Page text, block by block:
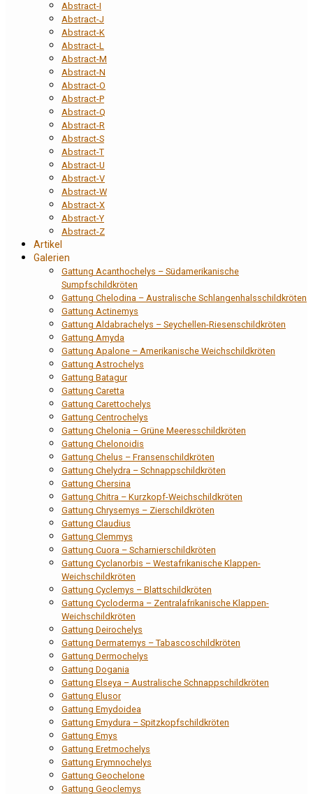
Abstract-I
Abstract-J
Abstract-K
Abstract-L
Abstract-M
Abstract-N
Abstract-O
Abstract-P
Abstract-Q
Abstract-R
Abstract-S
Abstract-T
Abstract-U
Abstract-V
Abstract-W
Abstract-X
Abstract-Y
Abstract-Z
Artikel
Galerien
Gattung Acanthochelys – Südamerikanische
Sumpfschildkröten
Gattung Chelodina – Australische Schlangenhalsschildkröten
Gattung Actinemys
Gattung Aldabrachelys – Seychellen-Riesenschildkröten
Gattung Amyda
Gattung Apalone – Amerikanische Weichschildkröten
Gattung Astrochelys
Gattung Batagur
Gattung Caretta
Gattung Carettochelys
Gattung Centrochelys
Gattung Chelonia – Grüne Meeresschildkröten
Gattung Chelonoidis
Gattung Chelus – Fransenschildkröten
Gattung Chelydra – Schnappschildkröten
Gattung Chersina
Gattung Chitra – Kurzkopf-Weichschildkröten
Gattung Chrysemys – Zierschildkröten
Gattung Claudius
Gattung Clemmys
Gattung Cuora – Scharnierschildkröten
Gattung Cyclanorbis – Westafrikanische Klappen-
Weichschildkröten
Gattung Cyclemys – Blattschildkröten
Gattung Cycloderma – Zentralafrikanische Klappen-
Weichschildkröten
Gattung Deirochelys
Gattung Dermatemys – Tabascoschildkröten
Gattung Dermochelys
Gattung Dogania
Gattung Elseya – Australische Schnappschildkröten
Gattung Elusor
Gattung Emydoidea
Gattung Emydura – Spitzkopfschildkröten
Gattung Emys
Gattung Eretmochelys
Gattung Erymnochelys
Gattung Geochelone
Gattung Geoclemys